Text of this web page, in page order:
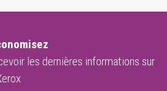
les dernières informations sur